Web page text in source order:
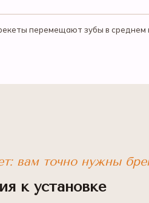
перемещают зубы в среднем
вам точно нужны
к установке